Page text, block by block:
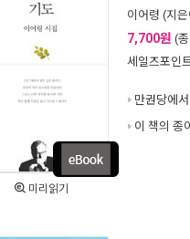
미리읽기
이어령 (지
7,700원 (
세일즈포인
만권당에서
이 책의 종